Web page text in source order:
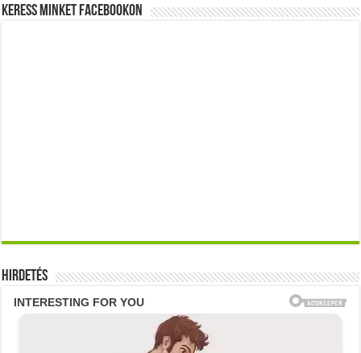
Keress minket Facebookon
Hirdetés